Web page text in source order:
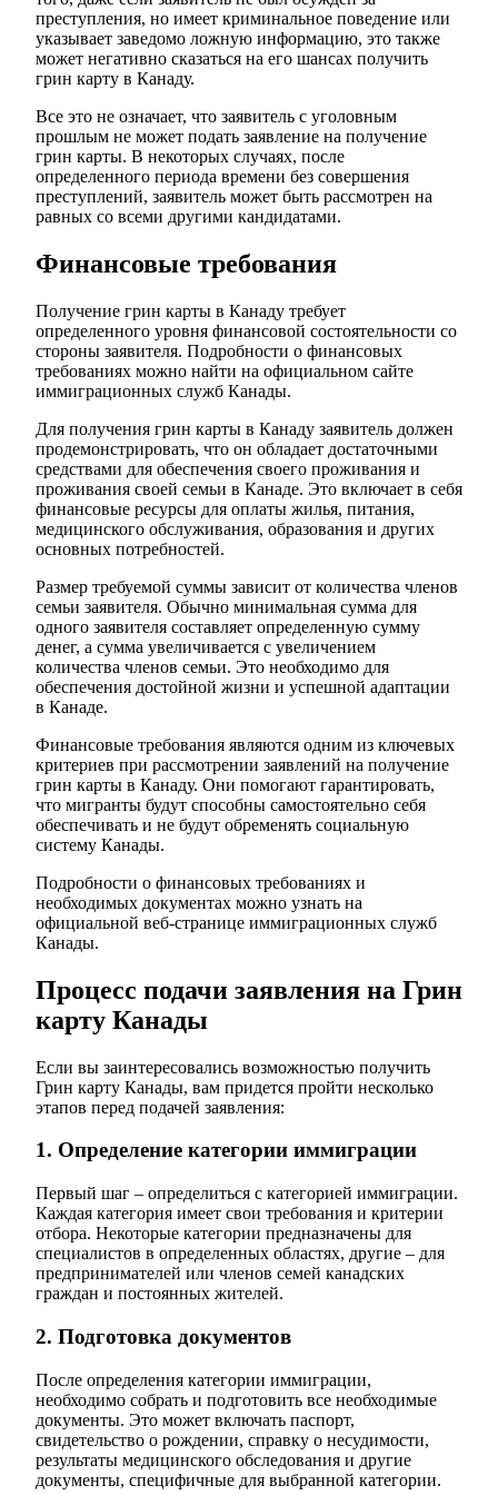
преступления, но имеет криминальное поведение или
указывает заведомо ложную информацию, это также
может негативно сказаться на его шансах получить
грин карту в Канаду.
Все это не означает, что заявитель с уголовным
прошлым не может подать заявление на получение
грин карты. В некоторых случаях, после
определенного периода времени без совершения
преступлений, заявитель может быть рассмотрен на
равных со всеми другими кандидатами.
Финансовые требования
Получение грин карты в Канаду требует
определенного уровня финансовой состоятельности со
стороны заявителя. Подробности о финансовых
требованиях можно найти на официальном сайте
иммиграционных служб Канады.
Для получения грин карты в Канаду заявитель должен
продемонстрировать, что он обладает достаточными
средствами для обеспечения своего проживания и
проживания своей семьи в Канаде. Это включает в себя
финансовые ресурсы для оплаты жилья, питания,
медицинского обслуживания, образования и других
основных потребностей.
Размер требуемой суммы зависит от количества членов
семьи заявителя. Обычно минимальная сумма для
одного заявителя составляет определенную сумму
денег, а сумма увеличивается с увеличением
количества членов семьи. Это необходимо для
обеспечения достойной жизни и успешной адаптации
в Канаде.
Финансовые требования являются одним из ключевых
критериев при рассмотрении заявлений на получение
грин карты в Канаду. Они помогают гарантировать,
что мигранты будут способны самостоятельно себя
обеспечивать и не будут обременять социальную
систему Канады.
Подробности о финансовых требованиях и
необходимых документах можно узнать на
официальной веб-странице иммиграционных служб
Канады.
Процесс подачи заявления на Грин
карту Канады
Если вы заинтересовались возможностью получить
Грин карту Канады, вам придется пройти несколько
этапов перед подачей заявления:
1. Определение категории иммиграции
Первый шаг – определиться с категорией иммиграции.
Каждая категория имеет свои требования и критерии
отбора. Некоторые категории предназначены для
специалистов в определенных областях, другие – для
предпринимателей или членов семей канадских
граждан и постоянных жителей.
2. Подготовка документов
После определения категории иммиграции,
необходимо собрать и подготовить все необходимые
документы. Это может включать паспорт,
свидетельство о рождении, справку о несудимости,
результаты медицинского обследования и другие
документы, специфичные для выбранной категории.